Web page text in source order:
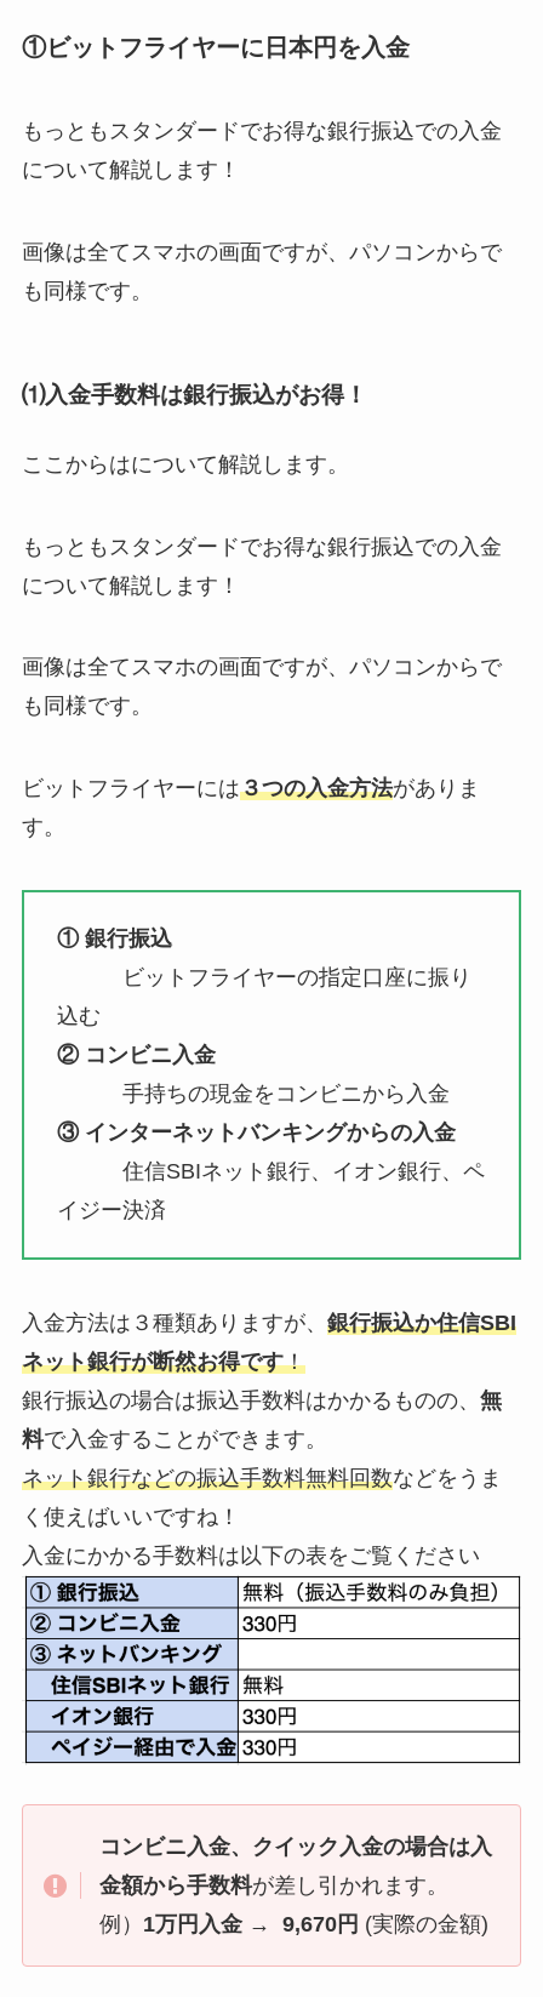
①ビットフライヤーに日本円を入金
もっともスタンダードでお得な銀行振込での入金
について解説します！
画像は全てスマホの画面ですが、パソコンからで
も同様です。
⑴入金手数料は銀行振込がお得！
ここからはについて解説します。
もっともスタンダードでお得な銀行振込での入金
について解説します！
画像は全てスマホの画面ですが、パソコンからで
も同様です。
ビットフライヤーには３つの入金方法がありま
す。
① 銀行振込
ビットフライヤーの指定口座に振り
込む
② コンビニ入金
手持ちの現金をコンビニから入金
③ インターネットバンキングからの入金
住信SBIネット銀行、イオン銀行、ペ
イジー決済
入金方法は３種類ありますが、 銀行振込か住信SBI
ネット銀行が断然お得です！
銀行振込の場合は振込手数料はかかるものの、 無
料で入金することができます。
ネット銀行などの振込手数料無料回数などをうま
く使えばいいですね！
入金にかかる手数料は以下の表をご覧ください
コンビニ入金、クイック入金の場合は入
金額から手数料が差し引かれます。
例） 1万円入金 → 9,670円 (実際の金額)